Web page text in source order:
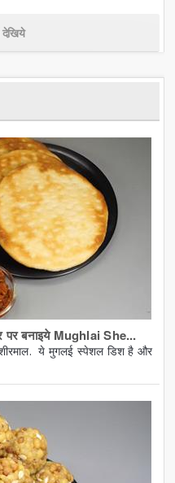
देखिये
पर बनाइये Mughlai She...
ये मुगलई स्पेशल डिश है और